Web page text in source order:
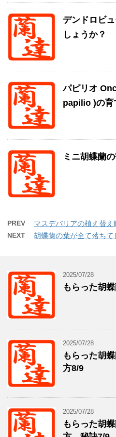
デンドロビ
しょうか？
パピリオ
papilio )の育
ミニ胡蝶蘭
PREV マスデバリアの植え替
NEXT 胡蝶蘭の葉が全て落ちて
2025/07/28
もらった胡
2025/07/28
もらった胡
方8/9
2025/07/28
もらった胡